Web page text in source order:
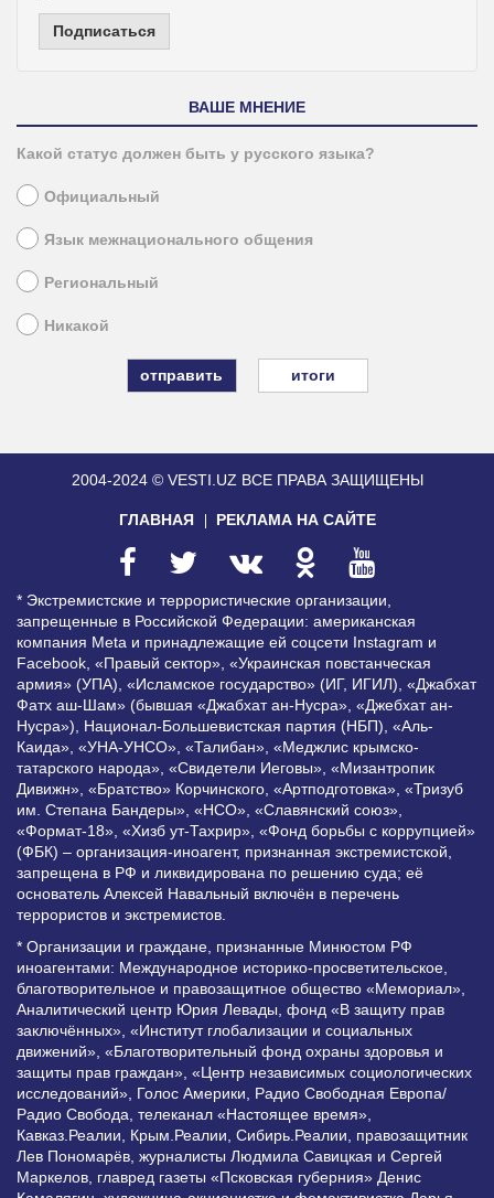
Подписаться
ВАШЕ МНЕНИЕ
Какой статус должен быть у русского языка?
Официальный
Язык межнационального общения
Региональный
Никакой
итоги
2004-2024 © VESTI.UZ ВСЕ ПРАВА ЗАЩИЩЕНЫ
ГЛАВНАЯ РЕКЛАМА НА САЙТЕ
* Экстремистские и террористические организации,
запрещенные в Российской Федерации: американская
компания Meta и принадлежащие ей соцсети Instagram и
Facebook, «Правый сектор», «Украинская повстанческая
армия» (УПА), «Исламское государство» (ИГ, ИГИЛ), «Джабхат
Фатх аш-Шам» (бывшая «Джабхат ан-Нусра», «Джебхат ан-
Нусра»), Национал-Большевистская партия (НБП), «Аль-
Каида», «УНА-УНСО», «Талибан», «Меджлис крымско-
татарского народа», «Свидетели Иеговы», «Мизантропик
Дивижн», «Братство» Корчинского, «Артподготовка», «Тризуб
им. Степана Бандеры», «НСО», «Славянский союз»,
«Формат-18», «Хизб ут-Тахрир», «Фонд борьбы с коррупцией»
(ФБК) – организация-иноагент, признанная экстремистской,
запрещена в РФ и ликвидирована по решению суда; её
основатель Алексей Навальный включён в перечень
террористов и экстремистов.
* Организации и граждане, признанные Минюстом РФ
иноагентами: Международное историко-просветительское,
благотворительное и правозащитное общество «Мемориал»,
Аналитический центр Юрия Левады, фонд «В защиту прав
заключённых», «Институт глобализации и социальных
движений», «Благотворительный фонд охраны здоровья и
защиты прав граждан», «Центр независимых социологических
исследований», Голос Америки, Радио Свободная Европа/
Радио Свобода, телеканал «Настоящее время»,
Кавказ.Реалии, Крым.Реалии, Сибирь.Реалии, правозащитник
Лев Пономарёв, журналисты Людмила Савицкая и Сергей
Маркелов, главред газеты «Псковская губерния» Денис